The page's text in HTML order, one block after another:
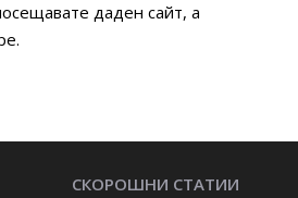
даден сайт, а
СКОРОШНИ СТАТИИ